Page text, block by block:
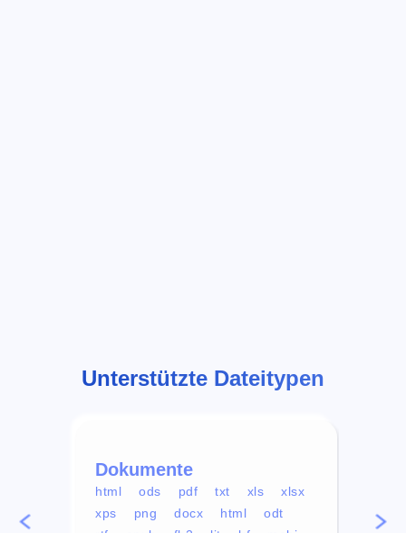
Unterstützte Dateitypen
Dokumente
html ods pdf txt xls
xlsx
xps
png docx html
odt
mp4